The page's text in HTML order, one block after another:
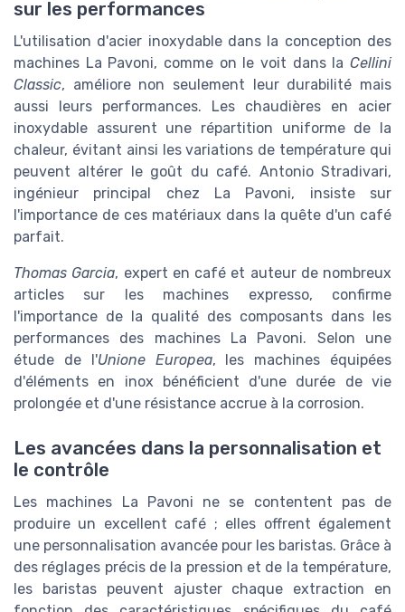
sur les performances
L'utilisation d'acier inoxydable dans la conception des
machines La Pavoni, comme on le voit dans la Cellini
Classic, améliore non seulement leur durabilité mais
aussi leurs performances. Les chaudières en acier
inoxydable assurent une répartition uniforme de la
chaleur, évitant ainsi les variations de température qui
peuvent altérer le goût du café. Antonio Stradivari,
ingénieur principal chez La Pavoni, insiste sur
l'importance de ces matériaux dans la quête d'un café
parfait.
Thomas Garcia, expert en café et auteur de nombreux
articles sur les machines expresso, confirme
l'importance de la qualité des composants dans les
performances des machines La Pavoni. Selon une
étude de l'Unione Europea, les machines équipées
d'éléments en inox bénéficient d'une durée de vie
prolongée et d'une résistance accrue à la corrosion.
Les avancées dans la personnalisation et
le contrôle
Les machines La Pavoni ne se contentent pas de
produire un excellent café ; elles offrent également
une personnalisation avancée pour les baristas. Grâce à
des réglages précis de la pression et de la température,
les baristas peuvent ajuster chaque extraction en
Machine à Café Semi-automatique
Chic Serie Bianca
＋ Puissance de1470 Wpour un café rapide
＋ SystèmeThermoblockpour un chauffage
rapide
＋ Compatible avec café moulu et dosettes
＋ Réservoir de1,7 Lpour moins de remplissage
Voir l'offre